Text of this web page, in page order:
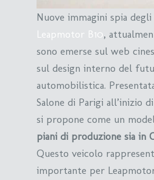
Nuove immagini spia
Leapmotor B10,
sono emerse sul web
sul design interno del
automobilistica.
Salone di Parigi all’inizio
si propone come un
piani di produzione sia in
Questo veicolo
importante per